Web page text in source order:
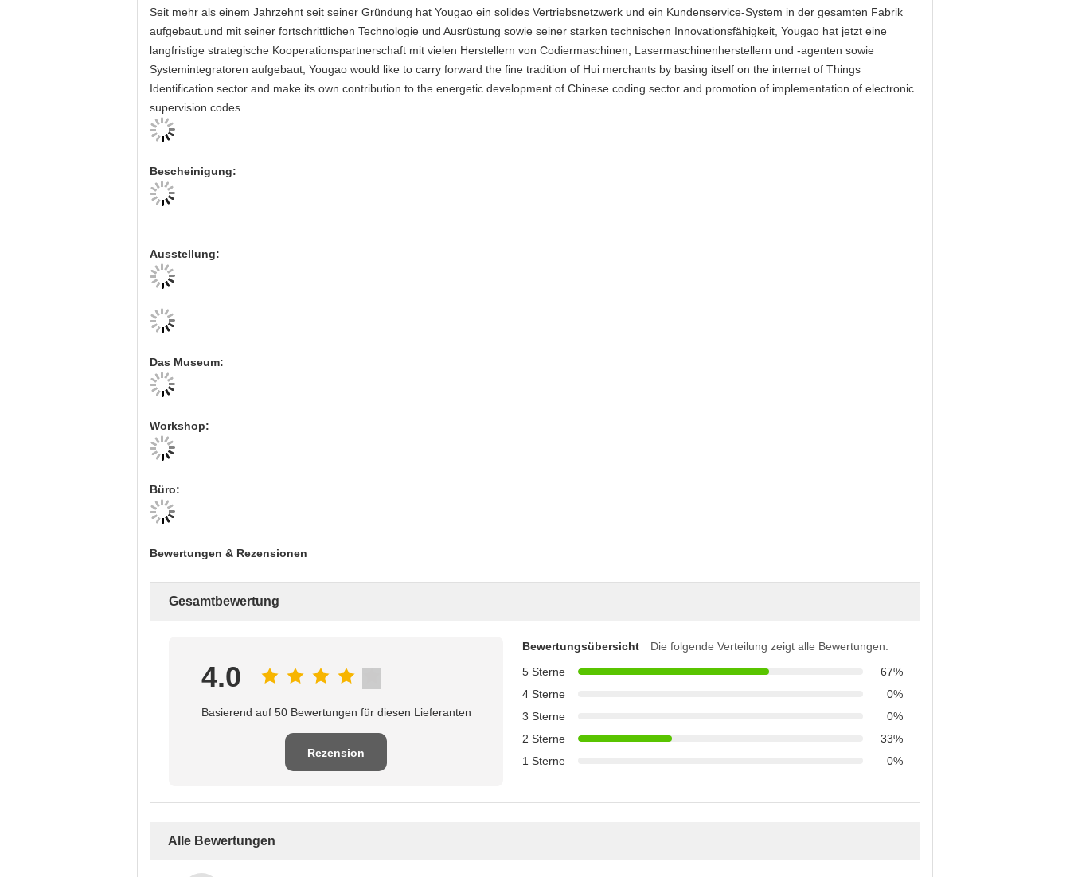
Seit mehr als einem Jahrzehnt seit seiner Gründung hat Yougao ein solides Vertriebsnetzwerk und ein Kundenservice-System in der gesamten Fabrik
aufgebaut.und mit seiner fortschrittlichen Technologie und Ausrüstung sowie seiner starken technischen Innovationsfähigkeit, Yougao hat jetzt eine
langfristige strategische Kooperationspartnerschaft mit vielen Herstellern von Codiermaschinen, Lasermaschinenherstellern und -agenten sowie
Systemintegratoren aufgebaut, Yougao would like to carry forward the fine tradition of Hui merchants by basing itself on the internet of Things
Identification sector and make its own contribution to the energetic development of Chinese coding sector and promotion of implementation of electronic
supervision codes.
Bescheinigung:
Ausstellung:
Das Museum:
Workshop:
Büro:
Bewertungen & Rezensionen
Gesamtbewertung
4.0
Basierend auf 50 Bewertungen für diesen Lieferanten
Rezension
Bewertungsübersicht
Die folgende Verteilung zeigt alle Bewertungen.
5 Sterne
67%
4 Sterne
0%
3 Sterne
0%
2 Sterne
33%
1 Sterne
0%
Alle Bewertungen